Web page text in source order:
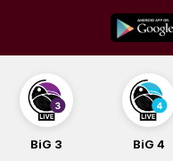
content
BiG 3 BiG 4